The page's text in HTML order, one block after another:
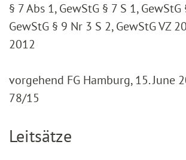
§ 7 Abs 1, GewStG § 7 S 1, GewStG
GewStG § 9 Nr 3 S 2, GewStG VZ
2012
vorgehend FG Hamburg, 15. June
78/15
Leitsätze